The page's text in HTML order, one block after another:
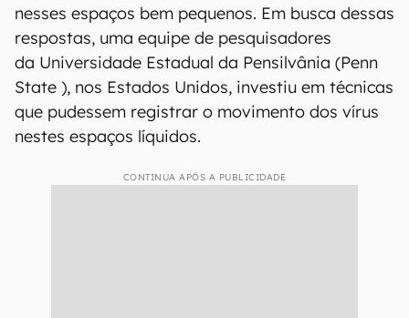
nesses espaços bem pequenos. Em busca dessas
respostas, uma equipe de pesquisadores
da Universidade Estadual da Pensilvânia (Penn
State ), nos Estados Unidos, investiu em técnicas
que pudessem registrar o movimento dos vírus
nestes espaços líquidos.
CONTINUA APÓS A PUBLICIDADE